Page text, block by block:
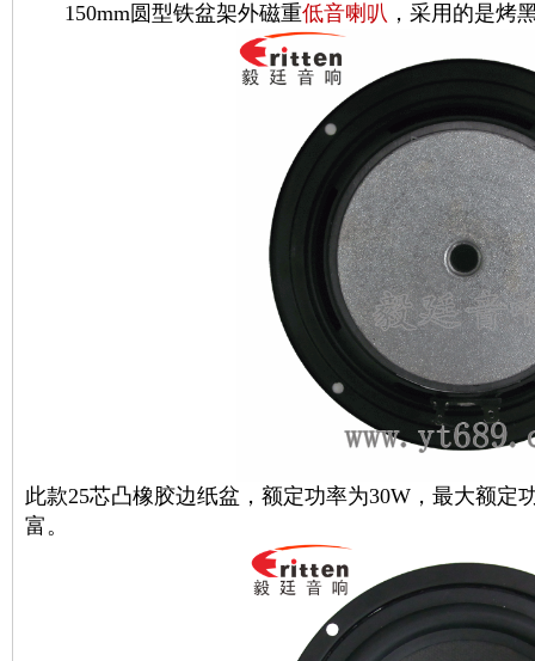
150mm圆型铁盆架外磁重低音喇叭 ，采用的是烤
此款25芯凸橡胶边纸盆，额定功率为30W，最大额定
富。